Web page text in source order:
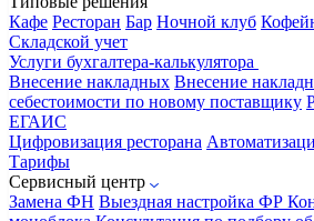
Кафе Ресторан Бар Ночной клуб
Складской учет
Услуги бухгалтера-калькулятора
Внесение накладных Внесение
себестоимости по новому поставщику
ЕГАИС
Цифровизация ресторана
Тарифы
Сервисный центр
Замена ФН Выездная настройка ФР